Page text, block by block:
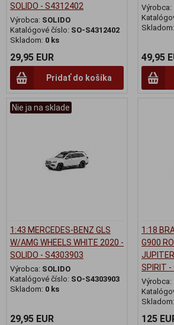
SOLIDO - S4312402
Výrobca: SOLIDO
Katalógové číslo: SO-S4312402
Skladom: 0 ks
29,95 EUR
Pridať do košíka
Výrobca:
Skladom:
49,95
Nie ja na sklade
1:43 MERCEDES-BENZ GLS
W/AMG WHEELS WHITE 2020 -
SOLIDO - S4303903
Výrobca: SOLIDO
Katalógové číslo: SO-S4303903
Skladom: 0 ks
29,95 EUR
1:18
G900
SPIRIT
Výrobca:
Skladom:
125